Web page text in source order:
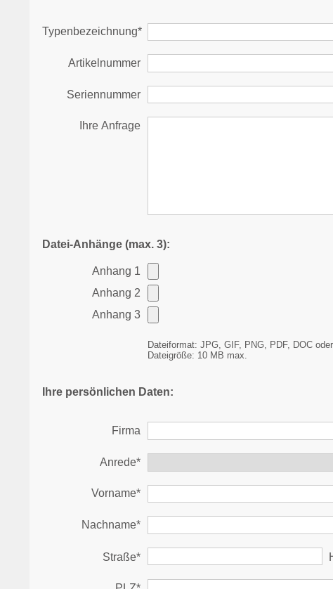
Typenbezeichnung*
Artikelnummer
Seriennummer
Ihre Anfrage
Datei-Anhänge (max. 3):
Anhang 1
Anhang 2
Anhang 3
Dateiformat: JPG, GIF, PNG, PDF, DOC
Dateigröße: 10 MB max.
Ihre persönlichen Daten:
Firma
Anrede*
Vorname*
Nachname*
Straße*